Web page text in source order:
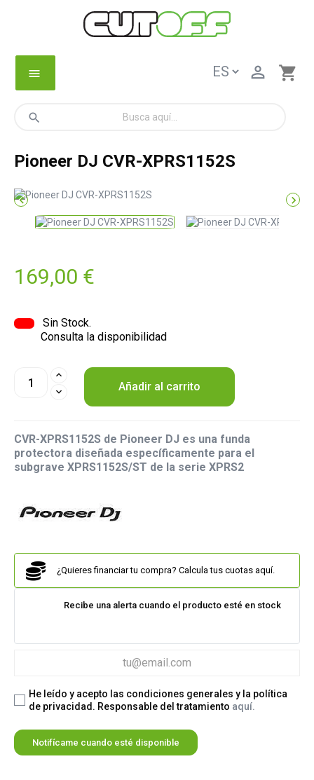
menu shopping_cart

search
Pioneer DJ CVR-XPRS1152S
 
169,00 €
Sin Stock.
Consulta la disponibilidad
Añadir al carrito
CVR-XPRS1152S de Pioneer DJ es una funda
protectora diseñada específicamente para el
subgrave XPRS1152S/ST de la serie XPRS2
¿Quieres financiar tu compra? Calcula tus cuotas aquí.
Recibe una alerta cuando el producto esté en stock
He leído y acepto las condiciones generales y la política
de privacidad. Responsable del tratamiento aquí.
Notifícame cuando esté disponible